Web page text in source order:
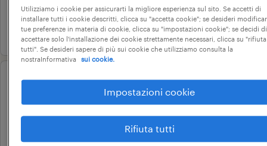
altre tipologie contrattuali
23 luglio 2026
corso di formazione - addetti al
magazzino (f/m/nb)
crema, lombardia
Utilizziamo i cookie per assicurarti la migliore esperienza sul sito. Se accetti di
installare tutti i cookie descritti, clicca su "accetta cookie"; se desideri
tue preferenze in materia di cookie, clicca su "impostazioni cookie"; se decidi di
accettare solo l'installazione dei cookie strettamente necessari, clicca su "rifiuta
tutti". Se desideri sapere di più sui cookie che utilizziamo consulta la
nostraInformativa
sui cookie.
Impostazioni cookie
Rifiuta tutti